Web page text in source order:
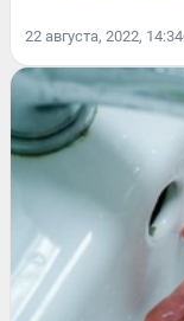
22 августа, 2022, 14:34